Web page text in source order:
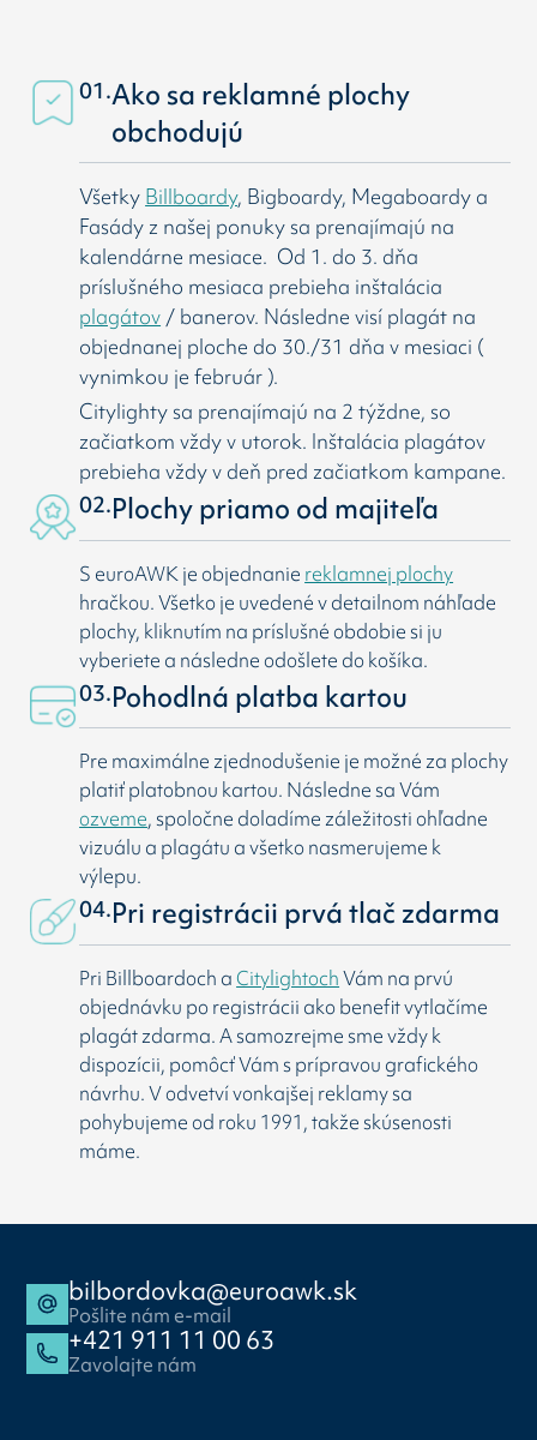
01.Ako sa reklamné plochy
obchodujú
Všetky Billboardy, Bigboardy, Megaboardy a
Fasády z našej ponuky sa prenajímajú na
kalendárne mesiace. Od 1. do 3. dňa
príslušného mesiaca prebieha inštalácia
plagátov / banerov. Následne visí plagát na
objednanej ploche do 30./31 dňa v mesiaci (
vynimkou je február ).
Citylighty sa prenajímajú na 2 týždne, so
začiatkom vždy v utorok. Inštalácia plagátov
prebieha vždy v deň pred začiatkom kampane.
02.Plochy priamo od majiteľa
S euroAWK je objednanie reklamnej plochy
hračkou. Všetko je uvedené v detailnom náhľade
plochy, kliknutím na príslušné obdobie si ju
vyberiete a následne odošlete do košíka.
03.Pohodlná platba kartou
Pre maximálne zjednodušenie je možné za plochy
platiť platobnou kartou. Následne sa Vám
ozveme, spoločne doladíme záležitosti ohľadne
vizuálu a plagátu a všetko nasmerujeme k
výlepu.
04.Pri registrácii prvá tlač zdarma
Pri Billboardoch aCitylightochVám na prvú
objednávku po registrácii ako benefit vytlačíme
plagát zdarma. A samozrejme sme vždy k
dispozícii, pomôcť Vám s prípravou grafického
návrhu. V odvetví vonkajšej reklamy sa
pohybujeme od roku 1991, takže skúsenosti
máme.
bilbordovka@euroawk.sk
Pošlite nám e-mail
+421 911 11 00 63
Zavolajte nám